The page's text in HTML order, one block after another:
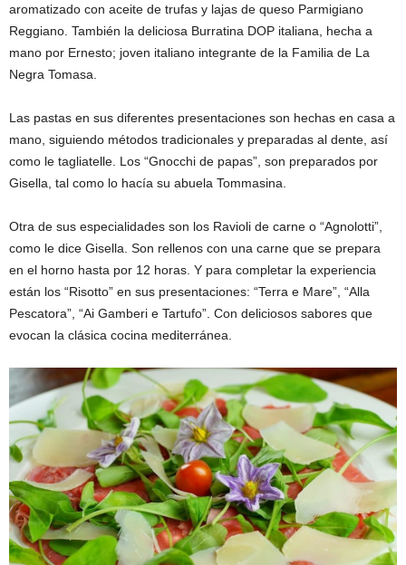
aromatizado con aceite de trufas y lajas de queso Parmigiano
Reggiano. También la deliciosa Burratina DOP italiana, hecha a
mano por Ernesto; joven italiano integrante de la Familia de La
Negra Tomasa.
Las pastas en sus diferentes presentaciones son hechas en casa a
mano, siguiendo métodos tradicionales y preparadas al dente, así
como le tagliatelle. Los “Gnocchi de papas”, son preparados por
Gisella, tal como lo hacía su abuela Tommasina.
Otra de sus especialidades son los Ravioli de carne o “Agnolotti”,
como le dice Gisella. Son rellenos con una carne que se prepara
en el horno hasta por 12 horas. Y para completar la experiencia
están los “Risotto” en sus presentaciones: “Terra e Mare”, “Alla
Pescatora”, “Ai Gamberi e Tartufo”. Con deliciosos sabores que
evocan la clásica cocina mediterránea.